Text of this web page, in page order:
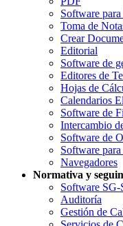
Software
Toma de
Crear
Editorial
Software de
Editores de
Hojas de
Calendarios
Software de
Intercambio
Software de
Software
Navegadores
Normativa y
Software SG-
Auditoría
Gestión de